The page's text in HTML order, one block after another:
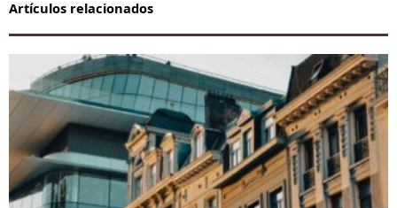
Artículos relacionados